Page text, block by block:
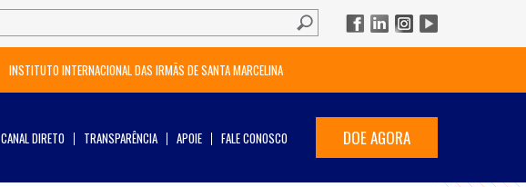
INSTITUTO INTERNACIONAL DAS IRMÃS DE SANTA MARCELINA
DOE AGORA
CANAL DIRETO TRANSPARÊNCIA APOIE FALE CONOSCO